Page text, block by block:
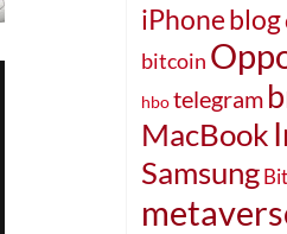
iPhoneblog
bitcoin
hbotelegram
MacBook
Samsung